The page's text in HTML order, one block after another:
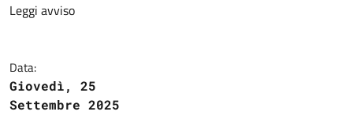
Leggi avviso
Data:
Giovedì, 25
Settembre 2025